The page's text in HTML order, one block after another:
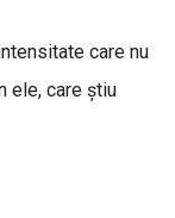
care nu
ele, care știu